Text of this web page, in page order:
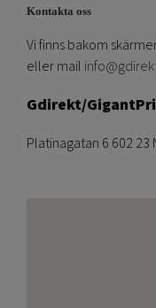
Kontakta oss
Vi finns bakom
eller mail
Gdirekt/
Platinagatan 6 602 23